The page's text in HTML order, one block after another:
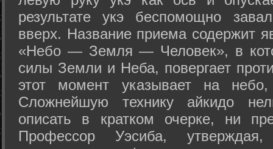
результате укэ беспомощно
вверх. Название приема содержит
«Небо — Земля — Человек», в
силы Земли и Неба, повергает
этот момент указывает на
Сложнейшую технику айкидо
описать в кратком очерке, ни
Профессор Уэсиба,